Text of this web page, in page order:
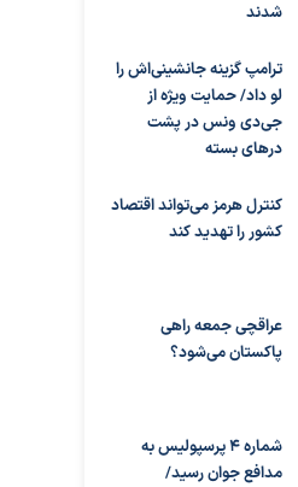
شدند
ترامپ گزینه جانشینی‌اش را
لو داد/ حمایت ویژه از
جی‌دی ونس در پشت
درهای بسته
کنترل هرمز می‌تواند اقتصاد
کشور را تهدید کند
عراقچی جمعه راهی
پاکستان می‌شود؟
شماره ۴ پرسپولیس به
مدافع جوان رسید/